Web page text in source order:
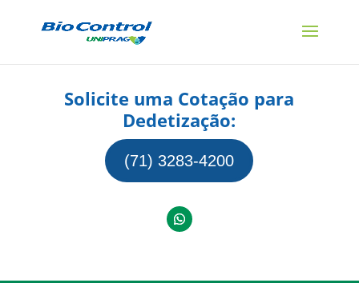
Solicite uma Cotação para
Dedetização:
(71) 3283-4200